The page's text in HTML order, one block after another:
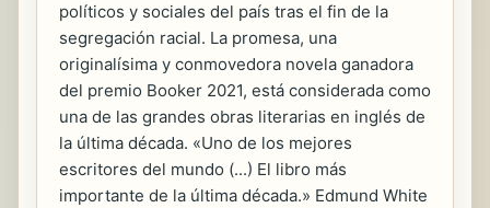
políticos y sociales del país tras el fin de la
segregación racial. La promesa, una
originalísima y conmovedora novela ganadora
del premio Booker 2021, está considerada como
una de las grandes obras literarias en inglés de
la última década. «Uno de los mejores
escritores del mundo (...) El libro más
importante de la última década.» Edmund White